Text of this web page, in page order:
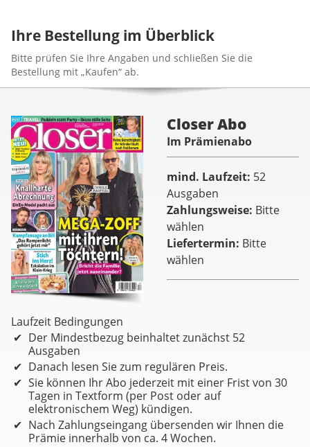
Ihre Bestellung im Überblick
Bitte prüfen Sie Ihre Angaben und schließen Sie die
Bestellung mit „Kaufen“ ab.
Closer Abo
Im Prämienabo
mind. Laufzeit 52
Ausgaben
Zahlungsweise Bitte
wählen
Liefertermin Bitte
wählen
Laufzeit Bedingungen
Der Mindestbezug beinhaltet zunächst 52
Ausgaben
Danach lesen Sie zum regulären Preis.
Sie können Ihr Abo jederzeit mit einer Frist von 30
Tagen in Textform (per Post oder auf
elektronischem Weg) kündigen.
Nach Zahlungseingang übersenden wir Ihnen die
Prämie innerhalb von ca. 4 Wochen.